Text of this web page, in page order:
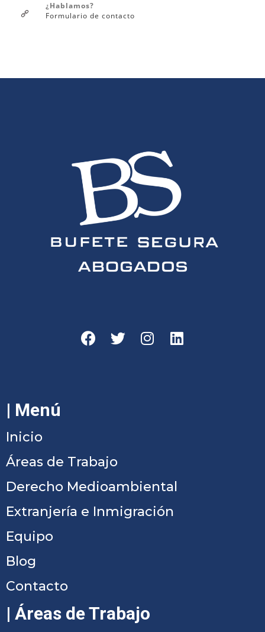
¿Hablamos?
Formulario de contacto
| Menú
Inicio
Áreas de Trabajo
Derecho Medioambiental
Extranjería e Inmigración
Equipo
Blog
Contacto
| Áreas de Trabajo